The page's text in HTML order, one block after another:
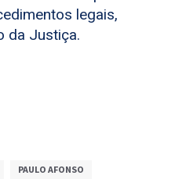
legais,
da Justiça.
PAULO AFONSO